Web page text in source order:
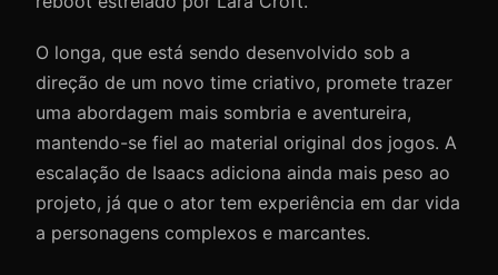
O longa, que está sendo desenvolvido sob a
direção de um novo time criativo, promete trazer
uma abordagem mais sombria e aventureira,
mantendo-se fiel ao material original dos jogos. A
escalação de Isaacs adiciona ainda mais peso ao
projeto, já que o ator tem experiência em dar vida
a personagens complexos e marcantes.